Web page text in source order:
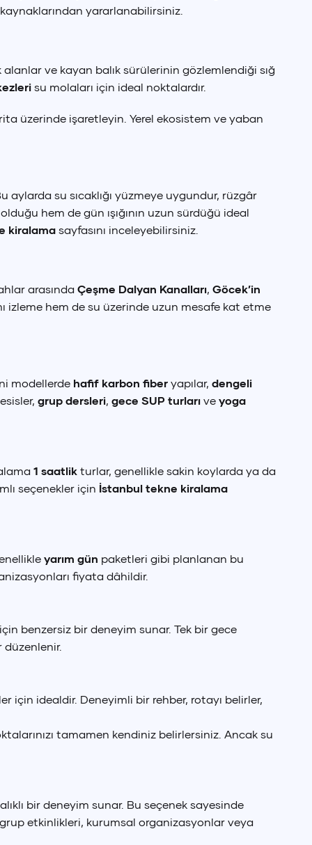
kaynaklarından yararlanabilirsiniz.
alanlar ve kayan balık sürülerinin gözlemlendiği sığ
su molaları için ideal noktalardır.
üzerinde işaretleyin. Yerel ekosistem ve yaban
aylarda su sıcaklığı yüzmeye uygundur, rüzgâr
hem de gün ışığının uzun sürdüğü ideal
kiralama sayfasını inceleyebilirsiniz.
arasında Çeşme Dalyan Kanalları, Göcek’in
izleme hem de su üzerinde uzun mesafe kat etme
modellerde hafif karbon fiber yapılar, dengeli
grup dersleri, gece SUP turları ve yoga
1 saatlik turlar, genellikle sakin koylarda ya da
seçenekler için İstanbul tekne kiralama
yarım gün paketleri gibi planlanan bu
fiyata dâhildir.
benzersiz bir deneyim sunar. Tek bir gece
için idealdir. Deneyimli bir rehber, rotayı belirler,
tamamen kendiniz belirlersiniz. Ancak su
bir deneyim sunar. Bu seçenek sayesinde
etkinlikleri, kurumsal organizasyonlar veya